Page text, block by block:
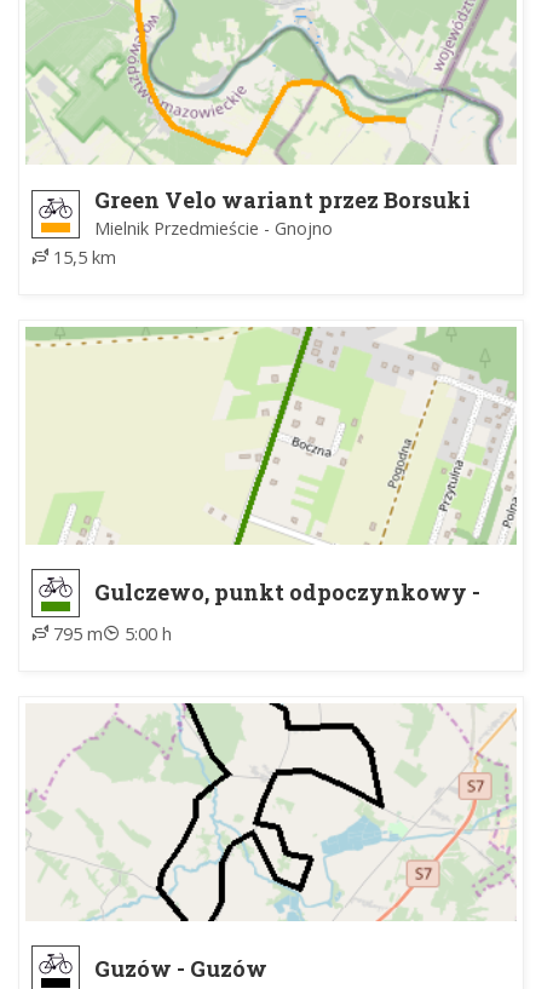
Green Velo wariant przez Borsuki
Mielnik Przedmieście - Gnojno
15,5 km
Gulczewo, punkt odpoczynkowy -
Gulczewo, zielony szlak rowerowy
795 m 5:00 h
Guzów - Guzów